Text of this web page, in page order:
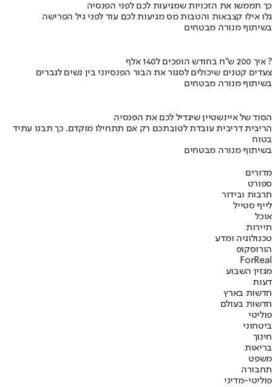
כך תממשו את הזכויות שמגיעות לכם לפני הפנסיה
גלו אילו קצבאות והטבות מס מגיעות לכם עוד לפני גיל הפרישה
בשיתוף מנורה מבטחים
איך 200 ש"ח בחודש הופכים ל140 אלף ?
צעדים קטנים שיכולים לסגור את הבור הפנסיוני בין נשים לגברים
בשיתוף מנורה מבטחים
הסוד של איינשטיין שיגדיל לכם את הפנסיה
הריבית דריבית עובדת לטובתכם רק אם תתחילו מוקדם. כך תבנו עתיד
בטוח
בשיתוף מנורה מבטחים
מדורים
ספורט
תרבות ובידור
לייף סטייל
אוכל
תיירות
טכנולוגיה ומדע
הורוסקופ
ForReal
מגזין השבוע
דעות
חדשות בארץ
חדשות בעולם
פוליטי
ביטחוני
חינוך
בריאות
משפט
תחבורה
פוליטי-מדיני